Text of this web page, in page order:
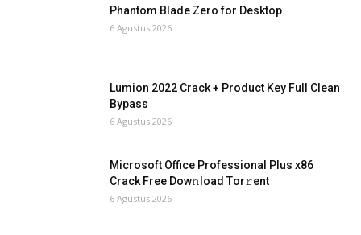
Phantom Blade Zero for Desktop
6 Agustus 2026
Lumion 2022 Crack + Product Key Full Clean
Bypass
6 Agustus 2026
Microsoft Office Professional Plus x86
Crack Frее Dow𝚗load Tоr𝚛ent
6 Agustus 2026